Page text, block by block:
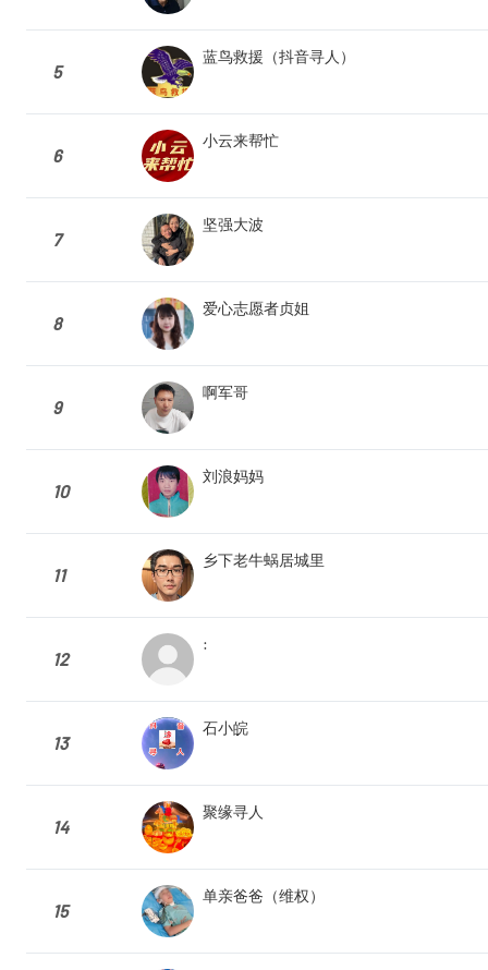
5
蓝鸟救援（抖音寻人）
6
小云来帮忙
7
坚强大波
8
爱心志愿者贞姐
9
啊军哥
10
刘浪妈妈
11
乡下老牛蜗居城里
12
:
13
石小皖
14
聚缘寻人
15
单亲爸爸（维权）